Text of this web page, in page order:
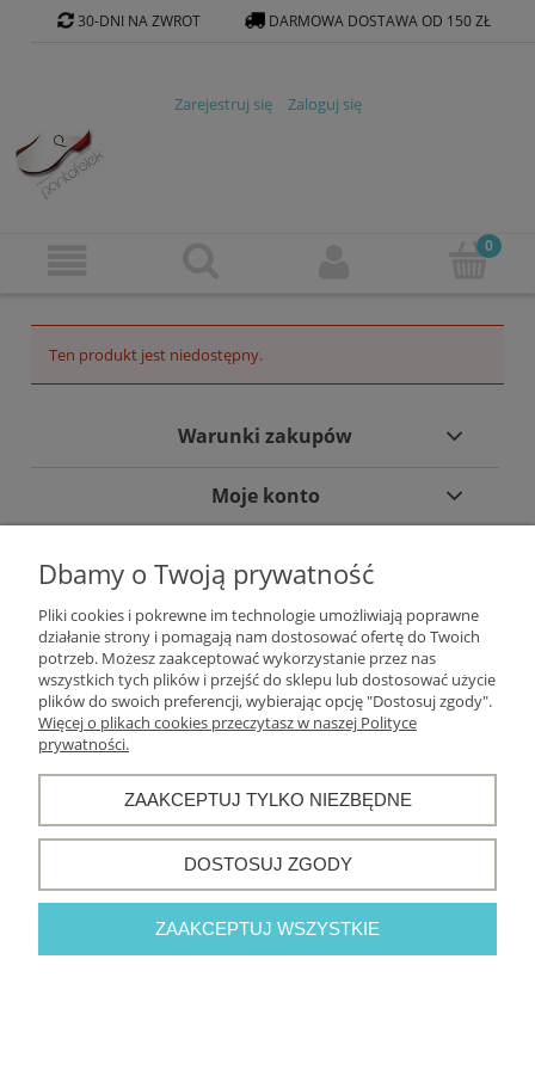
Zarejestruj się Zaloguj się
30-DNI NA ZWROT DARMOWA DOSTAWA OD 150 ZŁ
Ten produkt jest niedostępny.
Warunki zakupów
Moje konto
POKAŻ PEŁNĄ WERSJĘ STRONY
Sklep internetowy Shoper.pl
Dbamy o Twoją prywatność
Pliki cookies i pokrewne im technologie umożliwiają poprawne
działanie strony i pomagają nam dostosować ofertę do Twoich
potrzeb. Możesz zaakceptować wykorzystanie przez nas
wszystkich tych plików i przejść do sklepu lub dostosować użycie
plików do swoich preferencji, wybierając opcję "Dostosuj zgody".
Więcej o plikach cookies przeczytasz w naszej Polityce
prywatności.
ZAAKCEPTUJ TYLKO NIEZBĘDNE
DOSTOSUJ ZGODY
ZAAKCEPTUJ WSZYSTKIE